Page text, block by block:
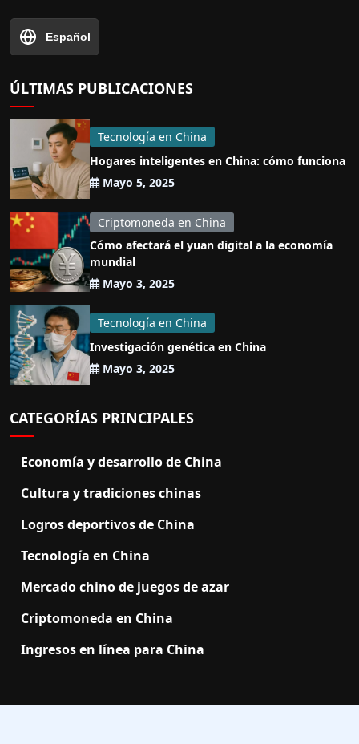
Español
ÚLTIMAS PUBLICACIONES
Tecnología en China
Hogares inteligentes en China: cómo funciona
Mayo 5, 2025
Criptomoneda en China
Cómo afectará el yuan digital a la economía
mundial
Mayo 3, 2025
Tecnología en China
Investigación genética en China
Mayo 3, 2025
CATEGORÍAS PRINCIPALES
Economía y desarrollo de China
Cultura y tradiciones chinas
Logros deportivos de China
Tecnología en China
Mercado chino de juegos de azar
Criptomoneda en China
Ingresos en línea para China